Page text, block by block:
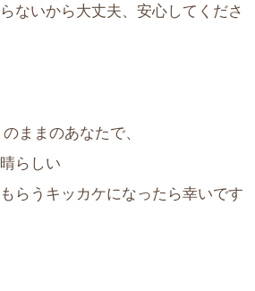
ないから大丈夫、安心してくださ
ままのあなたで、
らしい
らうキッカケになったら幸いです